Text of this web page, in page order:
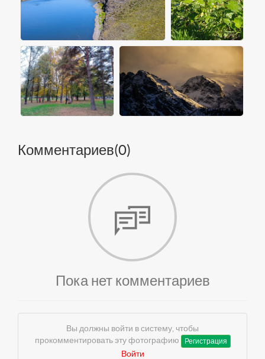
Комментариев(0)
Пока нет комментариев
Вы должны войти в систему, чтобы
прокомментировать эту фотографию
Регистрация
Войти